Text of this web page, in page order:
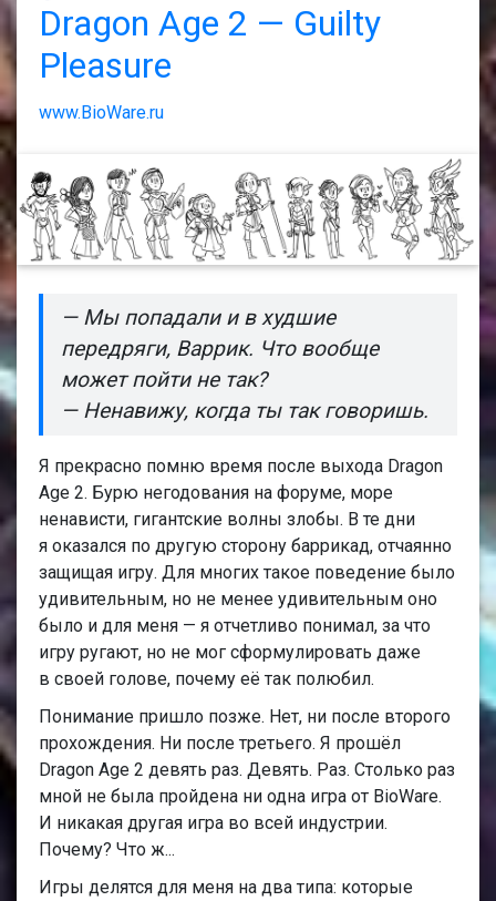
Dragon Age 2 — Guilty
Pleasure
www.BioWare.ru
— Мы попадали и в худшие
передряги, Варрик. Что вообще
может пойти не так?
— Ненавижу, когда ты так говоришь.
Я прекрасно помню время после выхода Dragon
Age 2. Бурю негодования на форуме, море
ненависти, гигантские волны злобы. В те дни
я оказался по другую сторону баррикад, отчаянно
защищая игру. Для многих такое поведение было
удивительным, но не менее удивительным оно
было и для меня — я отчетливо понимал, за что
игру ругают, но не мог сформулировать даже
в своей голове, почему её так полюбил.
Понимание пришло позже. Нет, ни после второго
прохождения. Ни после третьего. Я прошёл
Dragon Age 2 девять раз. Девять. Раз. Столько раз
мной не была пройдена ни одна игра от BioWare.
И никакая другая игра во всей индустрии.
Почему? Что ж...
Игры делятся для меня на два типа: которые